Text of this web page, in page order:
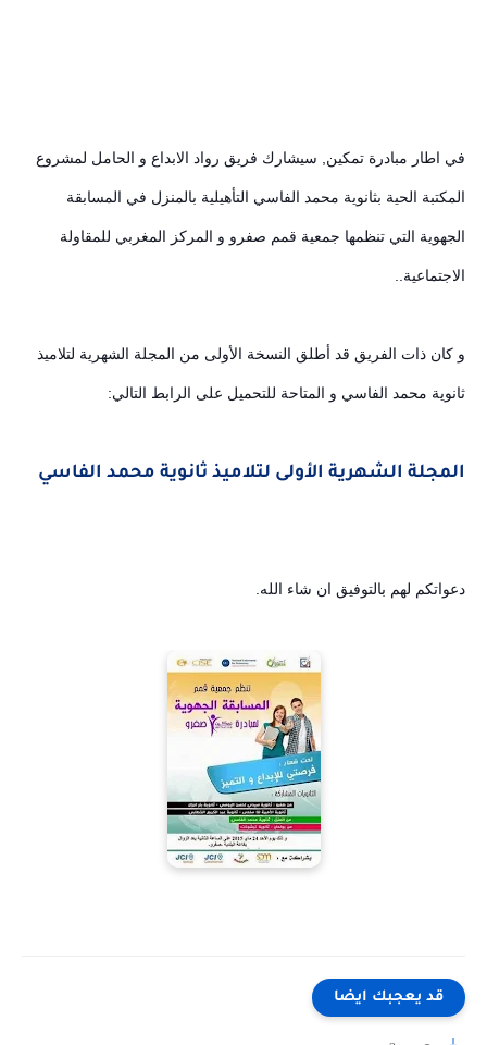
في اطار مبادرة تمكين, سيشارك فريق رواد الابداع و الحامل لمشروع
المكتبة الحية بثانوية محمد الفاسي التأهيلية بالمنزل في المسابقة
الجهوية التي تنظمها جمعية قمم صفرو و المركز المغربي للمقاولة
الاجتماعية..
و كان ذات الفريق قد أطلق النسخة الأولى من المجلة الشهرية لتلاميذ
ثانوية محمد الفاسي و المتاحة للتحميل على الرابط التالي:
المجلة الشهرية الأولى لتلاميذ ثانوية محمد الفاسي
دعواتكم لهم بالتوفيق ان شاء الله.
قد يعجبك ايضا